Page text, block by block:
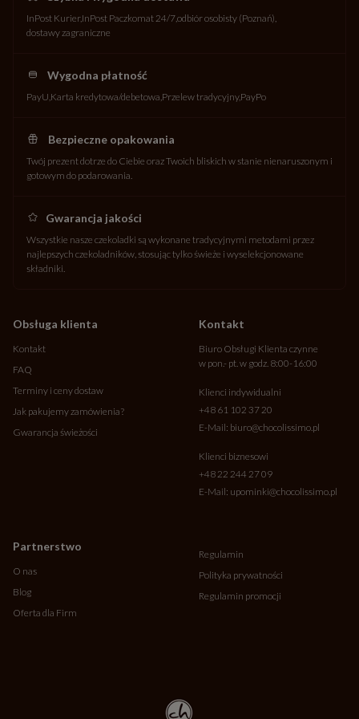
InPost Kurier InPost Paczkomat 24/7odbiór osobisty (Poznań)
dostawy zagraniczne
Wygodna płatność
PayU Karta kredytowa/debetowa Przelew tradycyjny PayPo
Bezpieczne opakowania
Twój prezent dotrze do Ciebie oraz Twoich bliskich w stanie nienaruszonym i
gotowym do podarowania.
Gwarancja jakości
Wszystkie nasze czekoladki są wykonane tradycyjnymi metodami przez
najlepszych czekoladników, stosując tylko świeże i wyselekcjonowane
składniki.
Obsługa klienta
Kontakt
FAQ
Terminy i ceny dostaw
Jak pakujemy zamówienia?
Gwarancja świeżości
Partnerstwo
O nas
Blog
Oferta dla Firm
Kontakt
Biuro Obsługi Klienta czynne
w pon.- pt. w godz. 8:00-16:00
Klienci indywidualni
+48 61 102 37 20
E-Mail: biuro@chocolissimo.pl
Klienci biznesowi
+48 22 244 27 09
E-Mail: upominki@chocolissimo.pl
Regulamin
Polityka prywatności
Regulamin promocji